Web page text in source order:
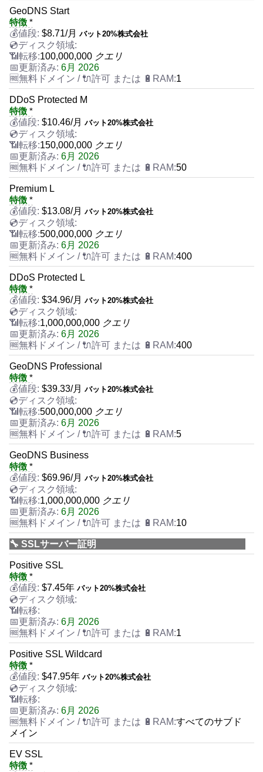
GeoDNS Start
特徴 *
$8.71/月 バット20%株式会社
100,000,000 クエリ
6月 2026
1
DDoS Protected M
特徴 *
$10.46/月 バット20%株式会社
150,000,000 クエリ
6月 2026
50
Premium L
特徴 *
$13.08/月 バット20%株式会社
500,000,000 クエリ
6月 2026
400
DDoS Protected L
特徴 *
$34.96/月 バット20%株式会社
1,000,000,000 クエリ
6月 2026
400
GeoDNS Professional
特徴 *
$39.33/月 バット20%株式会社
500,000,000 クエリ
6月 2026
5
GeoDNS Business
特徴 *
$69.96/月 バット20%株式会社
1,000,000,000 クエリ
6月 2026
10
🔧 SSLサーバー証明
Positive SSL
特徴 *
$7.45年 バット20%株式会社
6月 2026
1
Positive SSL Wildcard
特徴 *
$47.95年 バット20%株式会社
6月 2026
すべてのサブド
メイン
EV SSL
特徴 *